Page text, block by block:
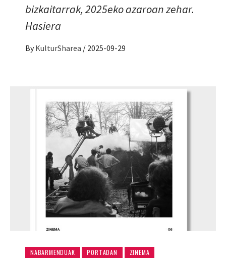
bizkaitarrak, 2025eko azaroan zehar.
Hasiera
By KulturSharea / 2025-09-29
NABARMENDUAK PORTADAN ZINEMA